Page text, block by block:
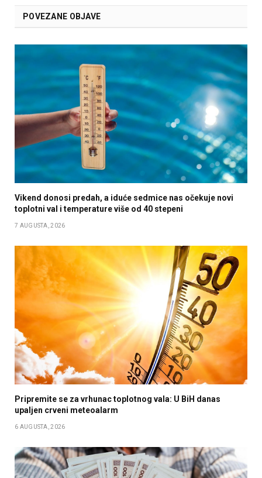
POVEZANE OBJAVE
Vikend donosi predah, a iduće sedmice nas očekuje novi
toplotni val i temperature više od 40 stepeni
7 AUGUSTA, 2026
Pripremite se za vrhunac toplotnog vala: U BiH danas
upaljen crveni meteoalarm
6 AUGUSTA, 2026